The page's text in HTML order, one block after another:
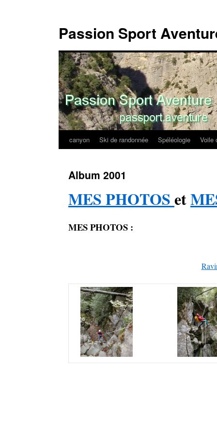
Passion Sport
Aller
contenu
canyon Ski de randonnée Spéléologie Voile
Album 2001
MES PHOTOSet
MES PHOTOS :